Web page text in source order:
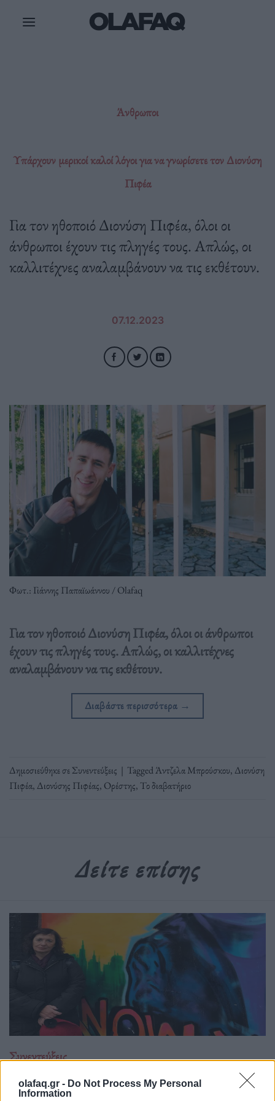
olafaq.gr - Do Not Process My Personal
Information
Άνθρωποι
Υπάρχουν μερικοί καλοί λόγοι για να γνωρίσετε τον Διονύση
Πιφέα
Για τον ηθοποιό Διονύση Πιφέα, όλοι οι
άνθρωποι έχουν τις πληγές τους. Απλώς, οι
καλλιτέχνες αναλαμβάνουν να τις εκθέτουν.
07.12.2023
Φωτ.: Γιάννης Παπαϊωάννου / Olafaq
Για τον ηθοποιό Διονύση Πιφέα, όλοι οι άνθρωποι
έχουν τις πληγές τους. Απλώς, οι καλλιτέχνες
αναλαμβάνουν να τις εκθέτουν.
Διαβάστε περισσότερα →
Δημοσιεύθηκε σεΣυνεντεύξεις | TaggedΆντζελα Μπρούσκου, Διονύση
Πιφέα, Διονύσης Πιφέας, Ορέστης, Το διαβατήριο
Δείτε επίσης
Συνεντεύξεις
Χίλντα Παπαδημητρίου: «Με ενδιαφέρει η
underground Αθήνα»